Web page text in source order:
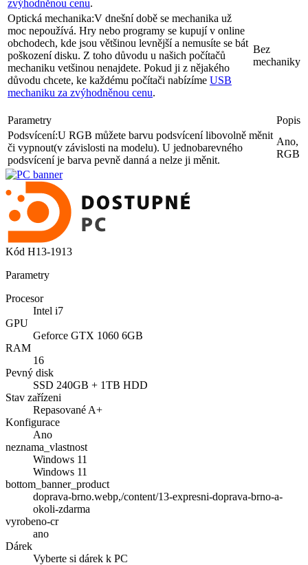
zvýhodněnou cenu.
Optická mechanika:V dnešní době se mechanika už
moc nepoužívá. Hry nebo programy se kupují v online
obchodech, kde jsou většinou levnější a nemusíte se bát
poškození disku. Z toho důvodu u našich počítačů
mechaniku vetšinou nenajdete. Pokud ji z nějakého
důvodu chcete, ke každému počítači nabízíme USB
mechaniku za zvýhodněnou cenu.
Bez
mechaniky
Parametry
Popis
Podsvícení:U RGB můžete barvu podsvícení libovolně měnit
či vypnout(v závislosti na modelu). U jednobarevného
podsvícení je barva pevně danná a nelze ji měnit.
Ano,
RGB
Kód H13-1913
Parametry
Procesor
Intel i7
GPU
Geforce GTX 1060 6GB
RAM
16
Pevný disk
SSD 240GB + 1TB HDD
Stav zařízeni
Repasované A+
Konfigurace
Ano
neznama_vlastnost
Windows 11
Windows 11
bottom_banner_product
doprava-brno.webp,/content/13-expresni-doprava-brno-a-
okoli-zdarma
vyrobeno-cr
ano
Dárek
Vyberte si dárek k PC